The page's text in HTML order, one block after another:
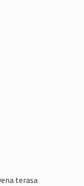
terasa